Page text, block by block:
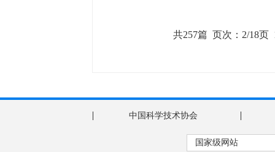
共257篇 页次：2/18页
| 中国科学技术协会 |